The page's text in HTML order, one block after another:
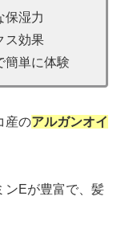
保湿力
ス効果
簡単に体験
産のアルガンオイ
ンEが豊富で、髪